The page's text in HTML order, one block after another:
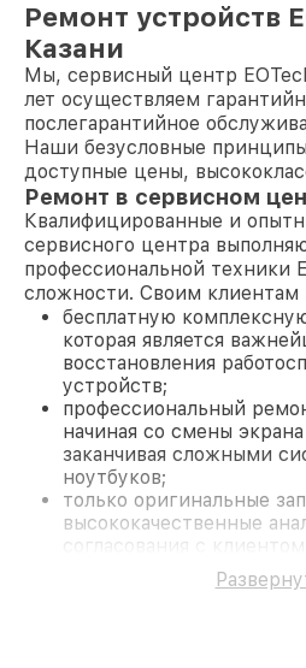
Ремонт устройств
Казани
Мы, сервисный центр
лет осуществляем
послегарантийное
Наши безусловные
доступные цены,
Ремонт в сервисном
Квалифицированные и
сервисного центра
профессиональной техники
сложности. Своим клиентам
бесплатную
которая является
восстановления
устройств;
профессиональный
начиная со смены
заканчивая сложными
ноутбуков;
только оригинальные
высококачественные
согласования с клиентом.
На все работы и
предоставляется